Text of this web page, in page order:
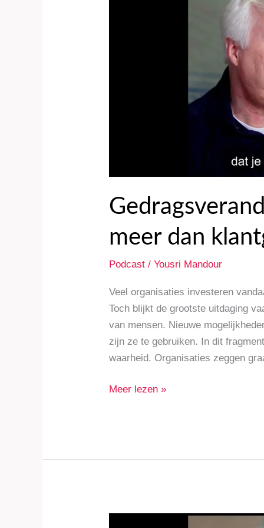
meer dan
Podcast /Yousri Mandour
Veel organisaties investeren
Toch blijkt de grootste uitdaging
van mensen. Nieuwe
zijn ze te gebruiken. In dit
waarheid. Organisaties zeggen
Meer lezen »